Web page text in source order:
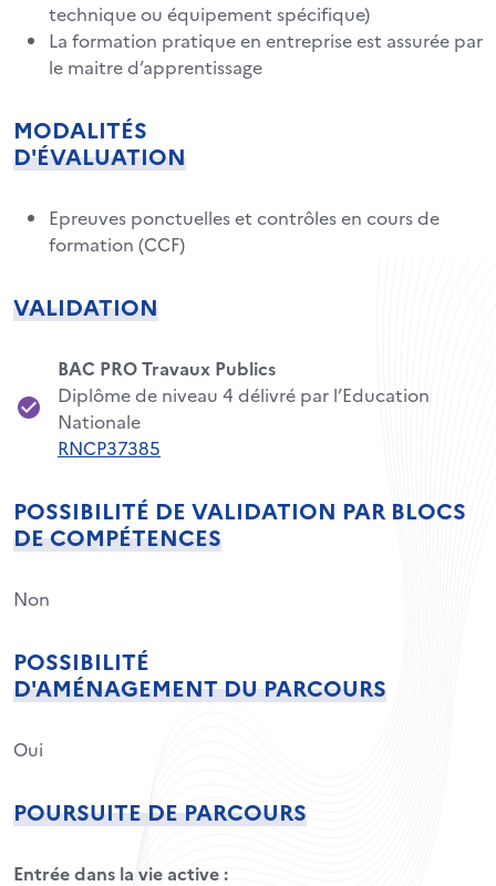
technique ou équipement spécifique)
La formation pratique en entreprise est assurée par
le maitre d’apprentissage
MODALITÉS
D'ÉVALUATION
Epreuves ponctuelles et contrôles en cours de
formation (CCF)
VALIDATION
BAC PRO Travaux Publics
Diplôme de niveau 4 délivré par l’Education
Nationale
RNCP37385
POSSIBILITÉ DE VALIDATION PAR BLOCS
DE COMPÉTENCES
Non
POSSIBILITÉ
D'AMÉNAGEMENT DU PARCOURS
Oui
POURSUITE DE PARCOURS
Entrée dans la vie active :